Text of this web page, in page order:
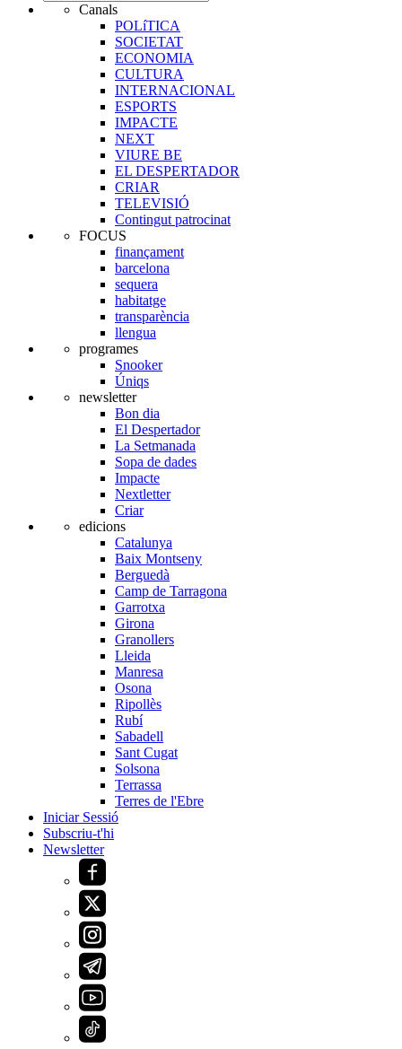
Canals
POLíTICA
SOCIETAT
ECONOMIA
CULTURA
INTERNACIONAL
ESPORTS
IMPACTE
NEXT
VIURE BE
EL DESPERTADOR
CRIAR
TELEVISIÓ
Contingut patrocinat
FOCUS
finançament
barcelona
sequera
habitatge
transparència
llengua
programes
Snooker
Úniqs
newsletter
Bon dia
El Despertador
La Setmanada
Sopa de dades
Impacte
Nextletter
Criar
edicions
Catalunya
Baix Montseny
Berguedà
Camp de Tarragona
Garrotxa
Girona
Granollers
Lleida
Manresa
Osona
Ripollès
Rubí
Sabadell
Sant Cugat
Solsona
Terrassa
Terres de l'Ebre
Iniciar Sessió
Subscriu-t'hi
Newsletter